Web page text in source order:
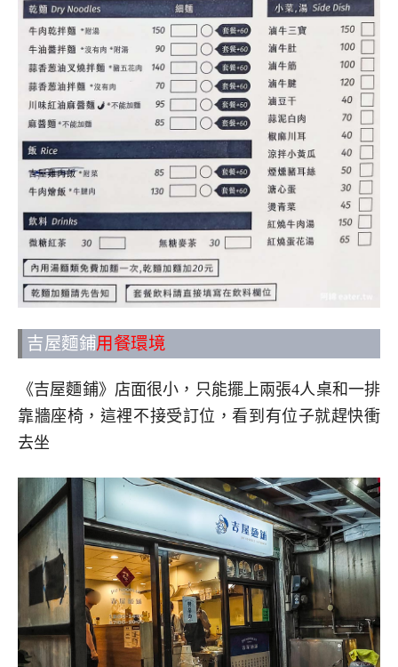
吉屋麵鋪用餐環境
《吉屋麵鋪》店面很小，只能擺上兩張4人桌和一排
靠牆座椅，這裡不接受訂位，看到有位子就趕快衝
去坐